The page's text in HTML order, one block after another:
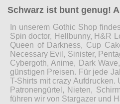
Schwarz ist bunt genug!
In unserem Gothic Shop
Spin doctor, Hellbunny, H&R
Queen of Darkness, Cup
Necessary Evil, Sinister,
Cybergoth, Anime, Dark
günstigen Preisen. Für jede
T-Shirts mit crazy Aufdrucken.
Patronengürtel, Nieten,
führen wir von Stargazer und